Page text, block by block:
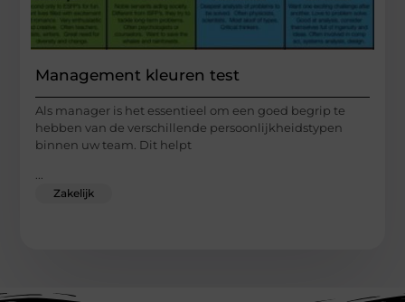
Management kleuren test
Als manager is het essentieel om een goed begrip te
hebben van de verschillende persoonlijkheidstypen
binnen uw team. Dit helpt
...
Zakelijk